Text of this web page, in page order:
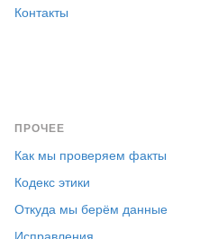
Контакты
ПРОЧЕЕ
Как мы проверяем факты
Кодекс этики
Откуда мы берём данные